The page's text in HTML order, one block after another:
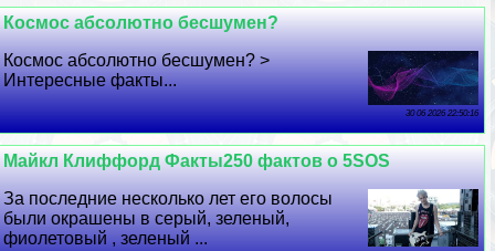
Космос абсолютно бесшумен?
Космос абсолютно бесшумен? >
Интересные факты...
30 06 2026 22:50:16
Майкл Клиффорд Факты250 фактов о 5SOS
За последние несколько лет его волосы
были окрашены в серый, зеленый,
фиолетовый , зеленый ...